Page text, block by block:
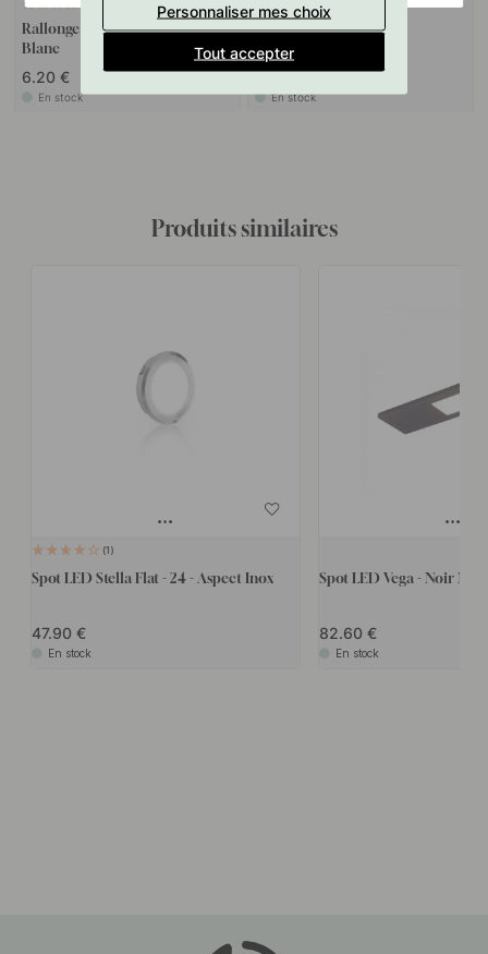
Rallonge Micro24 - 2000mm -
Blanc
6.20 €
En stock
Variateurs Triac - 24V
80.50 €
En stock
Produits similaires
1
Spot LED Stella Flat - 24 - Aspect Inox
47.90
En stock
Spot LED Vega - Noir Mat
82.60
En stock
Personnaliser mes choix
Tout accepter